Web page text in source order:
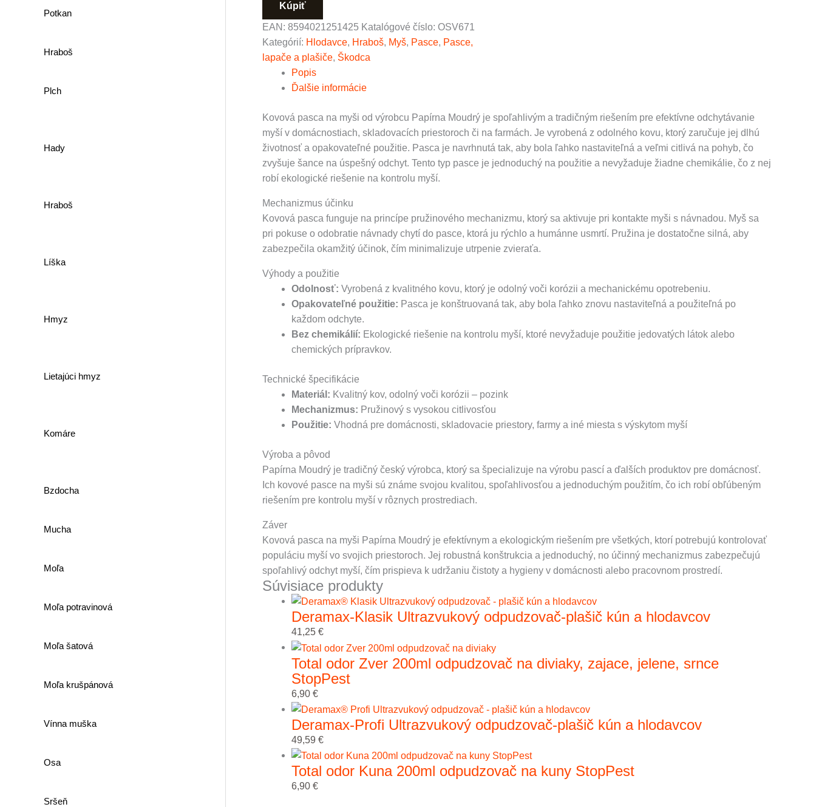
Potkan
Hraboš
Plch
Hady
Hraboš
Líška
Hmyz
Lietajúci hmyz
Komáre
Bzdocha
Mucha
Moľa
Moľa potravinová
Moľa šatová
Moľa krušpánová
Vínna muška
Osa
Sršeň
Kúpiť
EAN: 8594021251425 Katalógové číslo: OSV671
Kategórií: Hlodavce, Hraboš, Myš, Pasce, Pasce,
lapače a plašiče, Škodca
Popis
Ďalšie informácie
Kovová pasca na myši od výrobcu Papírna Moudrý je spoľahlivým a tradičným riešením pre efektívne odchytávanie
myší v domácnostiach, skladovacích priestoroch či na farmách. Je vyrobená z odolného kovu, ktorý zaručuje jej dlhú
životnosť a opakovateľné použitie. Pasca je navrhnutá tak, aby bola ľahko nastaviteľná a veľmi citlivá na pohyb, čo
zvyšuje šance na úspešný odchyt. Tento typ pasce je jednoduchý na použitie a nevyžaduje žiadne chemikálie, čo z nej
robí ekologické riešenie na kontrolu myší.
Mechanizmus účinku
Kovová pasca funguje na princípe pružinového mechanizmu, ktorý sa aktivuje pri kontakte myši s návnadou. Myš sa
pri pokuse o odobratie návnady chytí do pasce, ktorá ju rýchlo a humánne usmrtí. Pružina je dostatočne silná, aby
zabezpečila okamžitý účinok, čím minimalizuje utrpenie zvieraťa.
Výhody a použitie
Odolnosť: Vyrobená z kvalitného kovu, ktorý je odolný voči korózii a mechanickému opotrebeniu.
Opakovateľné použitie: Pasca je konštruovaná tak, aby bola ľahko znovu nastaviteľná a použiteľná po
každom odchyte.
Bez chemikálií: Ekologické riešenie na kontrolu myší, ktoré nevyžaduje použitie jedovatých látok alebo
chemických prípravkov.
Technické špecifikácie
Materiál: Kvalitný kov, odolný voči korózii – pozink
Mechanizmus: Pružinový s vysokou citlivosťou
Použitie: Vhodná pre domácnosti, skladovacie priestory, farmy a iné miesta s výskytom myší
Výroba a pôvod
Papírna Moudrý je tradičný český výrobca, ktorý sa špecializuje na výrobu pascí a ďalších produktov pre domácnosť.
Ich kovové pasce na myši sú známe svojou kvalitou, spoľahlivosťou a jednoduchým použitím, čo ich robí obľúbeným
riešením pre kontrolu myší v rôznych prostrediach.
Záver
Kovová pasca na myši Papírna Moudrý je efektívnym a ekologickým riešením pre všetkých, ktorí potrebujú kontrolovať
populáciu myší vo svojich priestoroch. Jej robustná konštrukcia a jednoduchý, no účinný mechanizmus zabezpečujú
spoľahlivý odchyt myší, čím prispieva k udržaniu čistoty a hygieny v domácnosti alebo pracovnom prostredí.
Súvisiace produkty
Deramax-Klasik Ultrazvukový odpudzovač-plašič kún a hlodavcov
41,25 €
Total odor Zver 200ml odpudzovač na diviaky, zajace, jelene, srnce
StopPest
6,90 €
Deramax-Profi Ultrazvukový odpudzovač-plašič kún a hlodavcov
49,59 €
Total odor Kuna 200ml odpudzovač na kuny StopPest
6,90 €